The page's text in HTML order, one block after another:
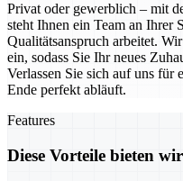
Privat oder gewerblich – mit
steht Ihnen ein Team an Ihrer
Qualitätsanspruch arbeitet.
ein, sodass Sie Ihr neues
Verlassen Sie sich auf uns
Ende perfekt abläuft.
Features
Diese Vorteile bieten